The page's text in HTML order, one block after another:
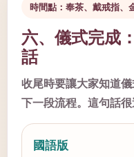
時間點：奉茶、戴戒指、
六、儀式完成
話
收尾時要讓大家知道
下一段流程。這句話很
國語版